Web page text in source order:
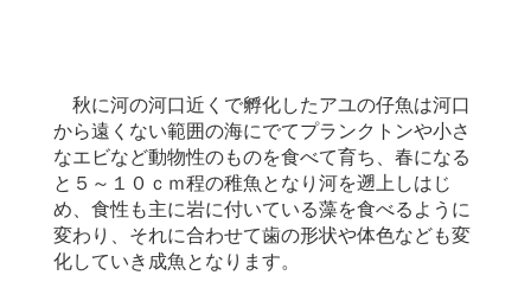
秋に河の河口近くで孵化したアユの仔魚は河口
から遠くない範囲の海にでてプランクトンや小さ
なエビなど動物性のものを食べて育ち、春になる
と５～１０ｃｍ程の稚魚となり河を遡上しはじ
め、食性も主に岩に付いている藻を食べるように
変わり、それに合わせて歯の形状や体色なども変
化していき成魚となります。